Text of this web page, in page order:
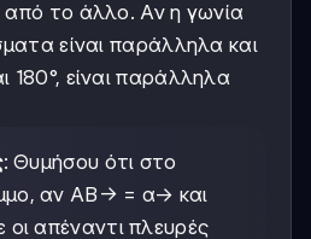
από το άλλο. Αν η γωνία
είναι παράλληλα και
180°, είναι παράλληλα
: Θυμήσου ότι στο
αν AB→ = α→ και
απέναντι πλευρές